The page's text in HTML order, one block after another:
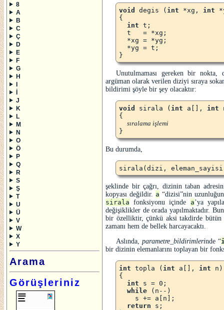
8
A
B
C
Ç
D
E
F
G
H
I
İ
J
K
L
M
N
O
Ö
P
Q
R
S
Ş
T
U
Ü
V
W
X
Y
Arama
Görüşleriniz
void degis ( int *xg, int
{
int t;
  t   = *xg;
  *xg = *yg;
  *yg = t;
Unutulmaması gereken bir nokta,
argüman olarak verilen diziyi sıraya
bildirimi şöyle bir şey olacaktır:
void sirala ( int a[], int
{
sıralama işlemi
Bu durumda,
şeklinde bir çağrı, dizinin taban
kopyası değildir. a dizisi nin
sirala fonksiyonu içinde a’ya
değişiklikler de orada yapılmaktadır.
bir özelliktir, çünkü aksi takdirde bütün
zamanı hem de bellek harcayacaktı.
Aslında,parametre_bildirimlerinde
bir dizinin elemanlarını toplayan bir
int topla ( int a[], int n)
{
int s = 0;
while (n--)
    s += a[n];
return s;